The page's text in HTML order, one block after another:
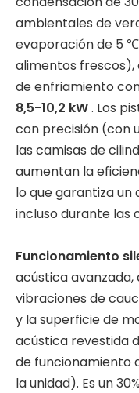
ambientales de
evaporación de 5
alimentos
de enfriamiento
8,5-10,2 kW. Los
con precisión (con
las camisas de
aumentan la
lo que garantiza
incluso durante las
Funcionamiento
acústica avanzada,
vibraciones de
y la superficie de
acústica revestida
de funcionamiento
la unidad). Es un